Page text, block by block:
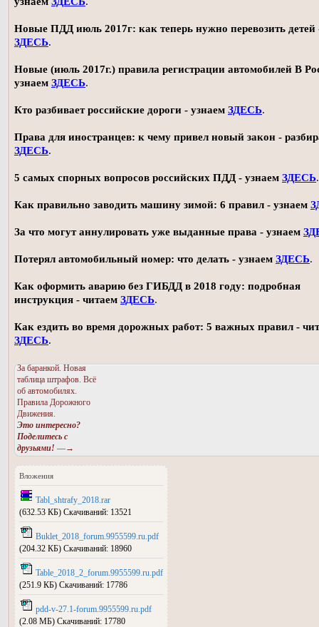
Новые ПДД июль 2017г: как теперь нужно перевозить детей
ЗДЕСЬ.
Новые (июль 2017г.) правила регистрации автомобилей В
узнаем ЗДЕСЬ.
Кто разбивает российские дороги - узнаем ЗДЕСЬ.
Права для иностранцев: к чему привел новый закон -
ЗДЕСЬ.
5 самых спорных вопросов российских ПДД - узнаем ЗДЕСЬ.
Как правильно заводить машину зимой: 6 правил - узнаем
За что могут аннулировать уже выданные права - узнаем
Потерял автомобильный номер: что делать - узнаем ЗДЕСЬ.
Как оформить аварию без ГИБДД в 2018 году: подробная
инструкция - читаем ЗДЕСЬ.
Как ездить во время дорожных работ: 5 важных правил -
ЗДЕСЬ.
За баранкой. Новая
таблица штрафов. Всё
об автомобилях.
Правила Дорожного
Движения.
Это интересно?
Поделитесь с
друзьями! —→
Вложения
Tabl_shtrafy_2018.rar
(632.53 КБ) Скачиваний: 13521
Buklet_2018_forum.9955599.ru.pdf
(204.32 КБ) Скачиваний: 18960
Table_2018_2_forum.9955599.ru.pdf
(251.9 КБ) Скачиваний: 17786
pdd-v-27.1-forum.9955599.ru.pdf
(2.08 МБ) Скачиваний: 17780